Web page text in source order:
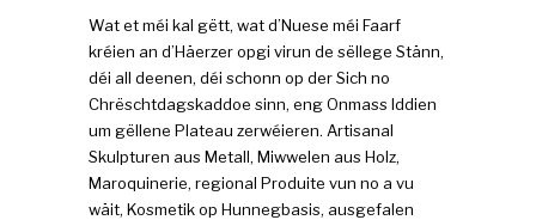
Wat et méi kal gëtt, wat d’Nuese méi Faarf
kréien an d’Häerzer opgi virun de sëllege Stänn,
déi all deenen, déi schonn op der Sich no
Chrëschtdagskaddoe sinn, eng Onmass Iddien
um gëllene Plateau zerwéieren. Artisanal
Skulpturen aus Metall, Miwwelen aus Holz,
Maroquinerie, regional Produite vun no a vu
wäit, Kosmetik op Hunnegbasis, ausgefalen